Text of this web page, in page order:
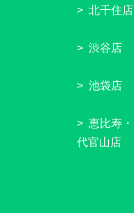
北千住店
渋谷店
池袋店
恵比寿・
代官山店